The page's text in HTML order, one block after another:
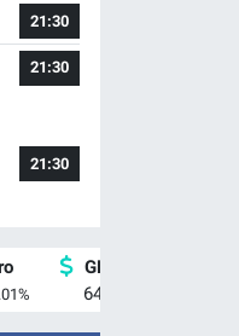
21:30
21:30
21:30
%
GBP İngiliz Sterlini
64,1897